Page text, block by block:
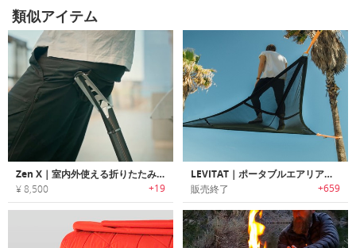
類似アイテム
Zen X｜室内外使える折りたたみ可能なコンパクトチェア
¥ 8,500 +19
LEVITAT｜ポータブルエアリアルハンモック「レビタット」
販売終了 +659